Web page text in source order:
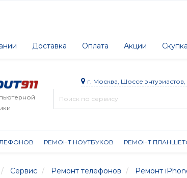
Доставка Оплата Акции Скупка
г. Москва, Шоссе
РЕМОНТ НОУТБУКОВ РЕМОНТ
Сервис Ремонт телефонов Ремонт